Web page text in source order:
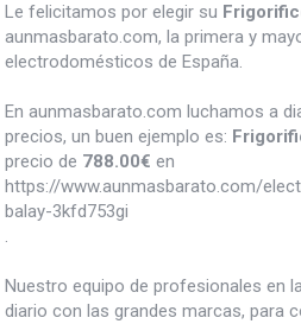
Le felicitamos por elegir su
aunmasbarato.com, la primera y
electrodomésticos de España.
En aunmasbarato.com luchamos a
precios, un buen ejemplo es:
precio de 788.00€ en
https://www.aunmasbarato.com/
balay-3kfd753gi
.
Nuestro equipo de profesionales en
diario con las grandes marcas, para